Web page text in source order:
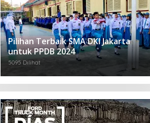
Pilihan Terbaik SMA DKI Jakarta
untuk PPDB 2024
5095 Dilihat